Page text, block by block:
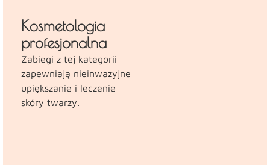
Kosmetologia
profesjonalna
Zabiegi z tej kategorii
zapewniają nieinwazyjne
upiększanie i leczenie
skóry twarzy.